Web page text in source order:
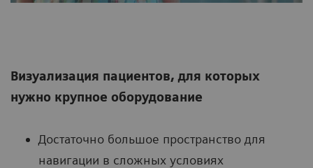
Визуализация пациентов, для которых
нужно крупное оборудование
Достаточно большое пространство для
навигации в сложных условиях